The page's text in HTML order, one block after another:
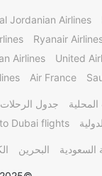
Jordanian Airlines
Ryanair
United
Airlines
Air France
جدول الرحلات
Dubai flights
السعودية البحرين